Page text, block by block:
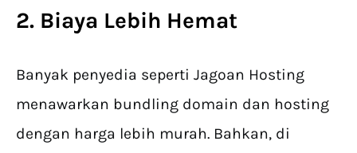
2. Biaya Lebih Hemat
Banyak penyedia seperti Jagoan Hosting
menawarkan bundling domain dan hosting
dengan harga lebih murah. Bahkan, di